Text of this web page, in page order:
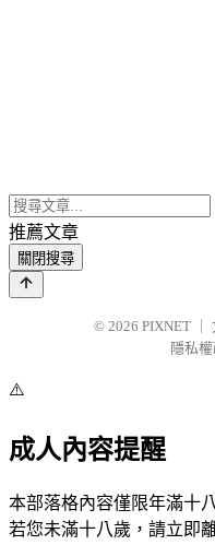
推薦文章
關閉搜尋
© 2026 PIXNET
隱私
⚠️
成人內容提醒
本部落格內容僅限年滿十
若您未滿十八歲，請立即